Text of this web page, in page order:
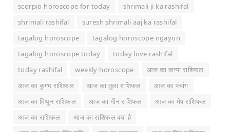
scorpio horoscope for today
shrimali ji ka rashifal
shrimali rashifal
suresh shrimali aaj ka rashifal
tagalog horoscope
tagalog horoscope ngayon
tagalog horoscope today
today love rashifal
today rashifal
weekly horoscope
आज का कन्या राशिफल
आज का कुम्भ राशिफल
आज का तुला राशिफल
आज का पंचांग
आज का मिथुन राशिफल
आज का मीन राशिफल
आज का मेष राशिफल
आज का राशिफल
आज का राशिफल क्या है